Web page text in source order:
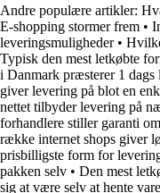
Andre populære artikler:
E-shopping stormer frem •
leveringsmuligheder•
Typisk den mest letkøbte
i Danmark præsterer 1 dags
giver levering på blot en
nettet tilbyder levering på
forhandlere stiller garanti
række internet shops giver
prisbilligste form for
pakken selv • Den mest
sig at være selv at hente